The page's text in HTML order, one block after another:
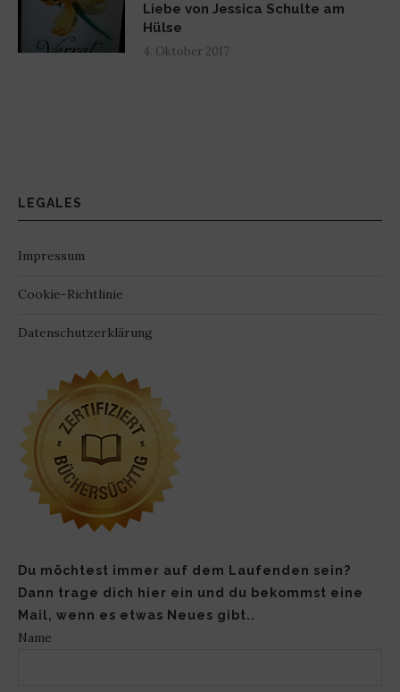
Liebe von Jessica Schulte am
Hülse
4. Oktober 2017
LEGALES
Impressum
Cookie-Richtlinie
Datenschutzerklärung
Du möchtest immer auf dem Laufenden sein?
Dann trage dich hier ein und du bekommst eine
Mail, wenn es etwas Neues gibt..
Name